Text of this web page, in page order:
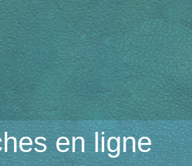
en ligne